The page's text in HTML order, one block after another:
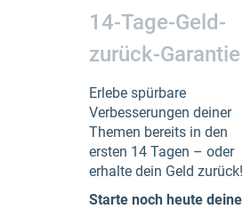
14-Tage-Geld-
zurück-Garantie
Erlebe spürbare
Verbesserungen deiner
Themen bereits in den
ersten 14 Tagen – oder
erhalte dein Geld zurück!
Starte noch heute deine